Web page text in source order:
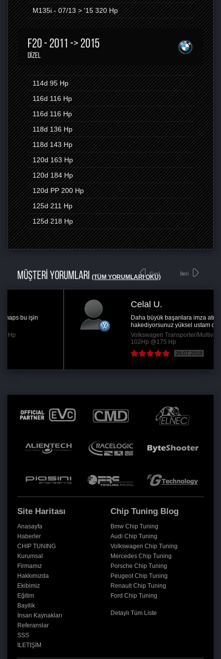
M135i - 07/13 > '15 320 Hp
F20 - 2011 -> 2015
DIZEL
114d 95 Hp
116d 116 Hp
116d 116 Hp
118d 136 Hp
118d 143 Hp
120d 163 Hp
120d 184 Hp
120d PP 200 Hp
125d 211 Hp
125d 218 Hp
MÜŞTERİ YORUMLARI (TÜM YORUMLARI OKU)
Geri
Celal U.
Daha büyük başarılara imza atmayı gercekten
hakediyorsunuz yüksel ustam dahil emeği...
Volkswagen Transporter/Multivan 2.0 TDi -
28.07.2018 ( Devamını oku )
İleri
Site Haritası
Anasayfa
Haberler
CHIP TUNING
Kurumsal
Firmamız
Hakkımızda
Ekibimiz
Eğitim
Bayilik
İnsan Kaynakları
Referanslar
SSS
İLETİŞİM
Chip Tuning Blog
Bmw Chip Tuning
Audi Chip Tuning
Volkswagen Chip Tuning
Mercedes Chip Tuning
Porsche Chip Tuning
Peugeot Chip Tuning
Renault Chip Tuning
Ford Chip Tuning
Detaylı Tüm Liste